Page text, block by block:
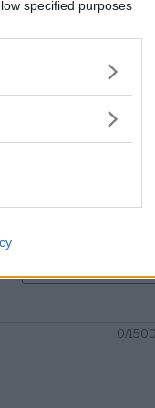
specified purposes
in